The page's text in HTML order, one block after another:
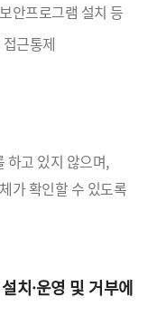
안프로그램 설치 등
근통제
고 있지 않으며,
가 확인할 수 있도록
치·운영 및 거부에